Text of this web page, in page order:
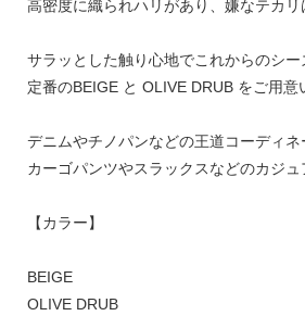
高密度に織られハリがあり、嫌なテカ
サラッとした触り心地でこれからのシ
定番のBEIGE と OLIVE DRUB をご用意
デニムやチノパンなどの王道コーディネ
カーゴパンツやスラックスなどのカジ
【カラー】
BEIGE
OLIVE DRUB